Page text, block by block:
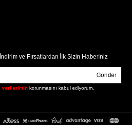
ve Fırsatlardan İlk Sizin Haberiniz
Gönder
verilerimin korunmasını kabul ediyorum.